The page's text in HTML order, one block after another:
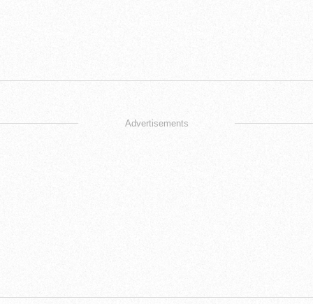
Advertisements